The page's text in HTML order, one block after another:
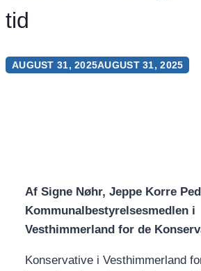
tid
AUGUST 31, 2025AUGUST 31, 2025
Af Signe Nøhr, Jeppe Korre
Kommunalbestyrelsesmedlen i
Vesthimmerland for de
Konservative i Vesthimmerland